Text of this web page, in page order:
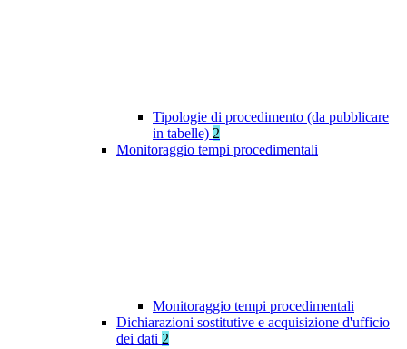
Tipologie di procedimento (da pubblicare
in tabelle) 2
Monitoraggio tempi procedimentali
Monitoraggio tempi procedimentali
Dichiarazioni sostitutive e acquisizione d'ufficio
dei dati 2